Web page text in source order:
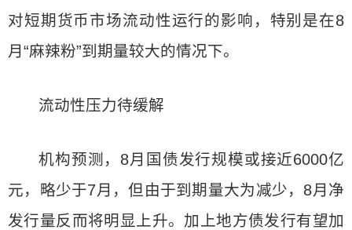
对短期货币市场流动性运行的影响，特别是在8
月“麻辣粉”到期量较大的情况下。
流动性压力待缓解
机构预测，8月国债发行规模或接近6000亿
元，略少于7月，但由于到期量大为减少，8月净
发行量反而将明显上升。加上地方债发行有望加